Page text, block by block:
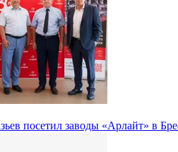
посетил заводы «Арлайт» в